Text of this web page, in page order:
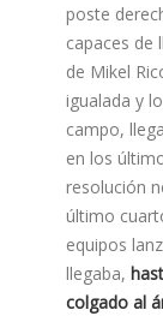
poste
capaces de
de Mikel
igualada y
campo,
en los
resolución
último
equipos
llegaba,
colgado al